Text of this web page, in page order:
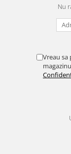
Nu
Vreau